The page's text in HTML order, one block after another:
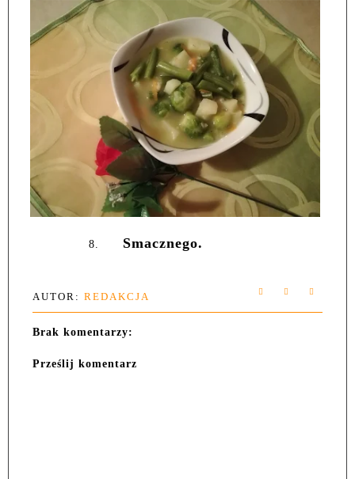
8. Smacznego.
AUTOR: REDAKCJA
Brak komentarzy:
Prześlij komentarz